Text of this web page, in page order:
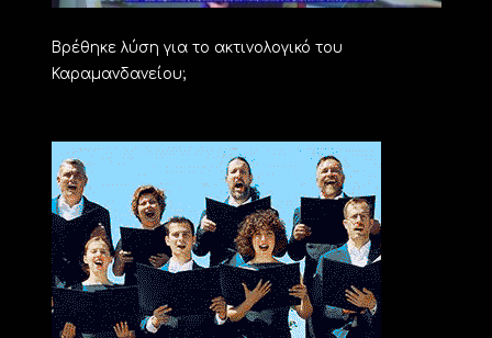
Βρέθηκε λύση για το ακτινολογικό του
Καραμανδανείου;